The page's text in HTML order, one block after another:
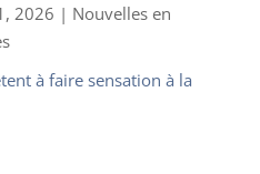
2026 | Nouvelles en